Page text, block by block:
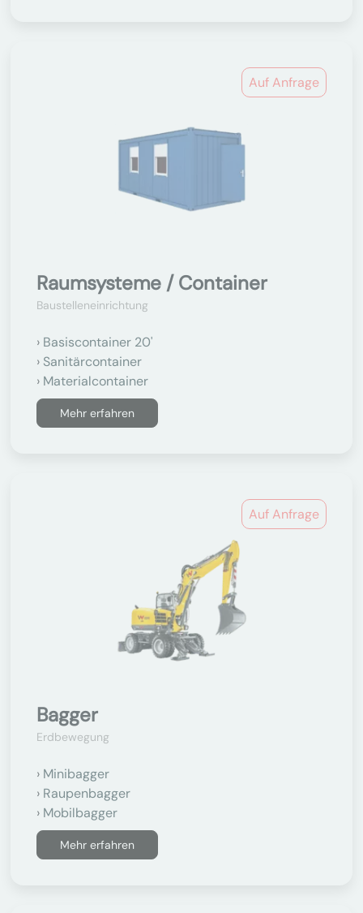
Auf Anfrage
Raumsysteme / Container
Baustelleneinrichtung
Basiscontainer 20'
Sanitärcontainer
Materialcontainer
Mehr erfahren
Auf Anfrage
Bagger
Erdbewegung
Minibagger
Raupenbagger
Mobilbagger
Mehr erfahren